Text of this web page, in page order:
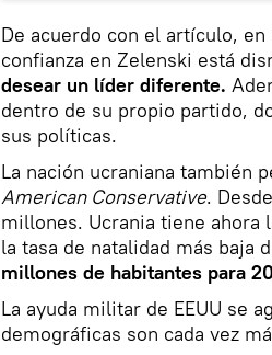
De acuerdo con el artículo,
confianza en Zelenski está
desear un líder diferente.
dentro de su propio partido,
sus políticas.
La nación ucraniana también
American Conservative.
millones. Ucrania tiene ahora
la tasa de natalidad más baja
millones de habitantes para
La ayuda militar de EEUU se
demográficas son cada vez